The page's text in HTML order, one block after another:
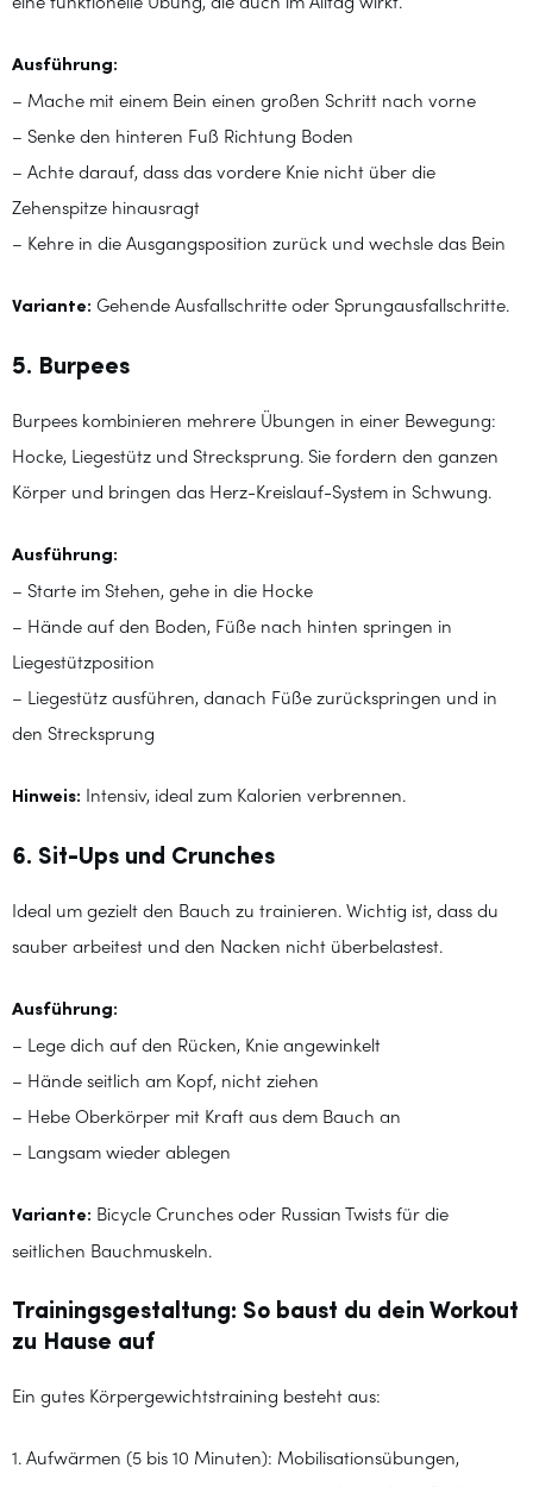
Ausführung:
– Mache mit einem Bein einen großen Schritt nach vorne
– Senke den hinteren Fuß Richtung Boden
– Achte darauf, dass das vordere Knie nicht über die
Zehenspitze hinausragt
– Kehre in die Ausgangsposition zurück und wechsle das Bein
Variante: Gehende Ausfallschritte oder Sprungausfallschritte.
5. Burpees
Burpees kombinieren mehrere Übungen in einer Bewegung:
Hocke, Liegestütz und Strecksprung. Sie fordern den ganzen
Körper und bringen das Herz-Kreislauf-System in Schwung.
Ausführung:
– Starte im Stehen, gehe in die Hocke
– Hände auf den Boden, Füße nach hinten springen in
Liegestützposition
– Liegestütz ausführen, danach Füße zurückspringen und in
den Strecksprung
Hinweis: Intensiv, ideal zum Kalorien verbrennen.
6. Sit-Ups und Crunches
Ideal um gezielt den Bauch zu trainieren. Wichtig ist, dass du
sauber arbeitest und den Nacken nicht überbelastest.
Ausführung:
– Lege dich auf den Rücken, Knie angewinkelt
– Hände seitlich am Kopf, nicht ziehen
– Hebe Oberkörper mit Kraft aus dem Bauch an
– Langsam wieder ablegen
Variante: Bicycle Crunches oder Russian Twists für die
seitlichen Bauchmuskeln.
Trainingsgestaltung: So baust du dein Workout
zu Hause auf
Ein gutes Körpergewichtstraining besteht aus:
1. Aufwärmen (5 bis 10 Minuten): Mobilisationsübungen,